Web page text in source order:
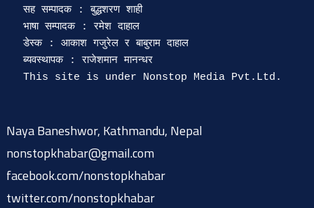
सह सम्पादक : बुद्धशरण शाही
भाषा सम्पादक : रमेश दाहाल
डेस्क : आकाश गजुरेल र बाबुराम दाहाल
ब्यवस्थापक : राजेशमान मानन्धर
Naya Baneshwor, Kathmandu, Nepal
nonstopkhabar@gmail.com
facebook.com/nonstopkhabar
twitter.com/nonstopkhabar